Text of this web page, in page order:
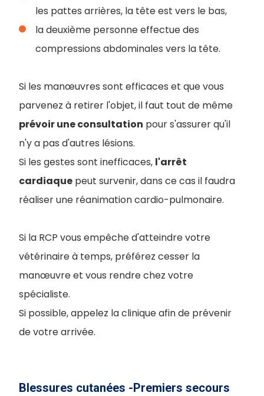
les pattes arrières, la tête est vers le bas,
la deuxième personne effectue des
compressions abdominales vers la tête.
Si les manœuvres sont efficaces et que vous
parvenez à retirer l'objet, il faut tout de même
prévoir une consultation pour s'assurer qu'il
n'y a pas d'autres lésions.
Si les gestes sont inefficaces, l'arrêt
cardiaque peut survenir, dans ce cas il faudra
réaliser une réanimation cardio-pulmonaire.
Si la RCP vous empêche d'atteindre votre
vétérinaire à temps, préférez cesser la
manœuvre et vous rendre chez votre
spécialiste.
Si possible, appelez la clinique afin de prévenir
de votre arrivée.
Blessures cutanées -Premiers secours